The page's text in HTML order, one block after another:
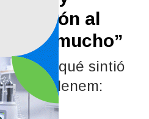
reacción al
mucho”
qué sintió
Menem: